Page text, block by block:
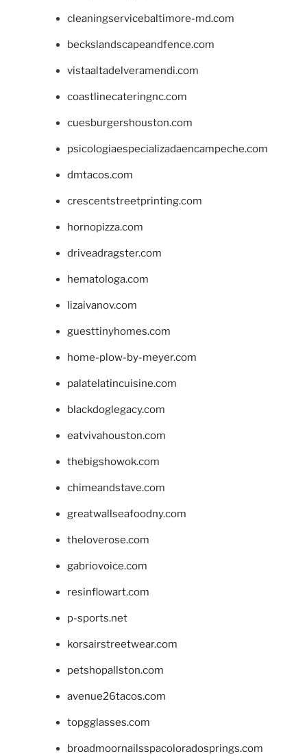
cleaningservicebaltimore-md.com
beckslandscapeandfence.com
vistaaltadelveramendi.com
coastlinecateringnc.com
cuesburgershouston.com
psicologiaespecializadaencampeche.com
dmtacos.com
crescentstreetprinting.com
hornopizza.com
driveadragster.com
hematologa.com
lizaivanov.com
guesttinyhomes.com
home-plow-by-meyer.com
palatelatincuisine.com
blackdoglegacy.com
eatvivahouston.com
thebigshowok.com
chimeandstave.com
greatwallseafoodny.com
theloverose.com
gabriovoice.com
resinflowart.com
p-sports.net
korsairstreetwear.com
petshopallston.com
avenue26tacos.com
topgglasses.com
broadmoornailsspacoloradosprings.com